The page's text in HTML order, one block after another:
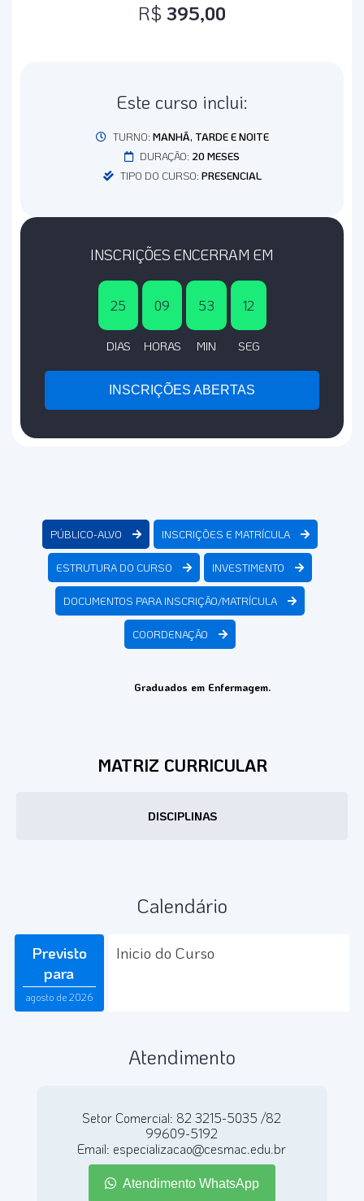
R$ 395,00
Este curso inclui:
TURNO: MANHÃ, TARDE E NOITE
DURAÇÃO: 20 MESES
TIPO DO CURSO: PRESENCIAL
INSCRIÇÕES ENCERRAM EM
25
DIAS
09
HORAS
53
MIN
12
SEG
INSCRIÇÕES ABERTAS
PÚBLICO-ALVO INSCRIÇÕES E MATRÍCULA
ESTRUTURA DO CURSO INVESTIMENTO
DOCUMENTOS PARA INSCRIÇÃO/MATRÍCULA
COORDENAÇÃO
Graduados em Enfermagem.
MATRIZ CURRICULAR
DISCIPLINAS
Calendário
Previsto
para
agosto de 2026
Inicio do Curso
Atendimento
Setor Comercial: 82 3215-5035 /82
99609-5192
Email: especializacao@cesmac.edu.br
Atendimento WhatsApp